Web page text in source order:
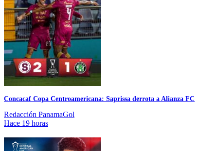
Concacaf Copa Centroamericana: Saprissa derrota a Alianza FC
Redacción PanamaGol
Hace 19 horas